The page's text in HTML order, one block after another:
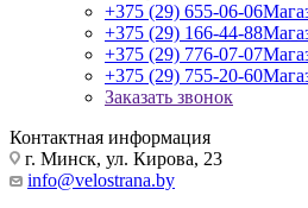
+375 (29) 655-06-06
+375 (29) 166-44-88
+375 (29) 776-07-07
+375 (29) 755-20-60
Заказать звонок
Контактная информация
г. Минск, ул. Кирова, 23
info@velostrana.by